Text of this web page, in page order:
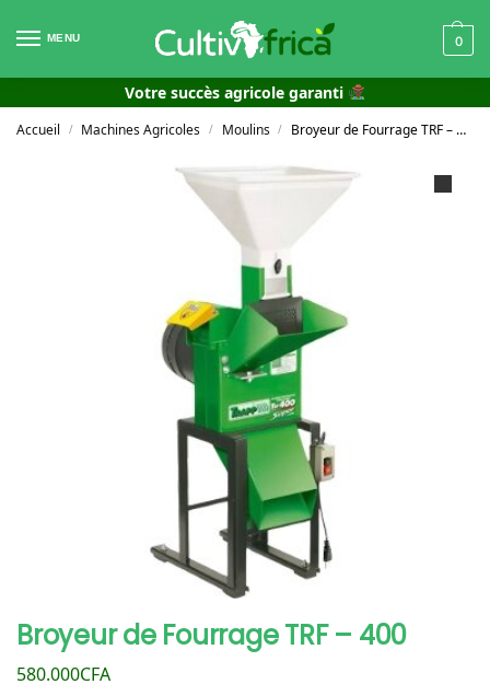
MENU 0
Votre succès agricole garanti
Accueil / Machines Agricoles / Moulins / Broyeur de Fourrage TRF – 400
Broyeur de Fourrage TRF – 400
580.000CFA